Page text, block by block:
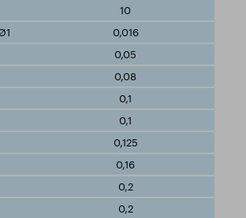
10
0,016
0,05
0,08
0,1
0,1
0,125
0,16
0,2
0,2